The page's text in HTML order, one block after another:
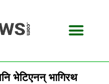
भेटिएनन् भागिरथ